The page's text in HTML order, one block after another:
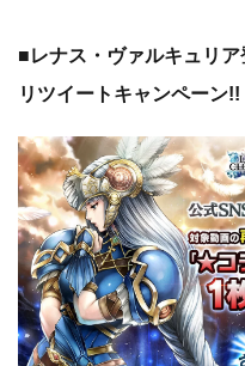
■レナス・ヴァルキュリ
リツイートキャンペーン!!